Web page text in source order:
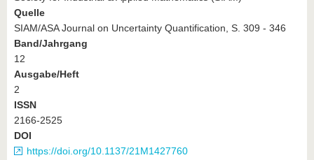
Quelle
SIAM/ASA Journal on Uncertainty Quantification, S. 309 - 346
Band/Jahrgang
12
Ausgabe/Heft
2
ISSN
2166-2525
DOI
https://doi.org/10.1137/21M1427760